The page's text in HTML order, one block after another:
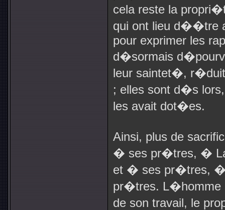
cela reste la
qui ont lieu d��tre
pour exprimer les
d�sormais
leur saintet�,
; elles sont d�s
les avait dot�es.
Ainsi, plus de
� ses pr�tres, �
et � ses pr�tres, �
pr�tres. L�homme
de son travail, le